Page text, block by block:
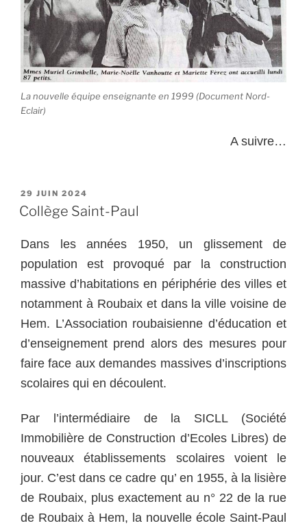
La nouvelle équipe enseignante en 1999 (Document Nord-
Eclair)
A suivre…
PUBLIÉ
LE
29 JUIN 2024
Collège Saint-Paul
Dans les années 1950, un glissement de
population est provoqué par la construction
massive d’habitations en périphérie des villes et
notamment à Roubaix et dans la ville voisine de
Hem. L’Association roubaisienne d’éducation et
d’enseignement prend alors des mesures pour
faire face aux demandes massives d’inscriptions
scolaires qui en découlent.
Par l’intermédiaire de la SICLL (Société
Immobilière de Construction d’Ecoles Libres) de
nouveaux établissements scolaires voient le
jour. C’est dans ce cadre qu’ en 1955, à la lisière
de Roubaix, plus exactement au n° 22 de la rue
de Roubaix à Hem, la nouvelle école Saint-Paul